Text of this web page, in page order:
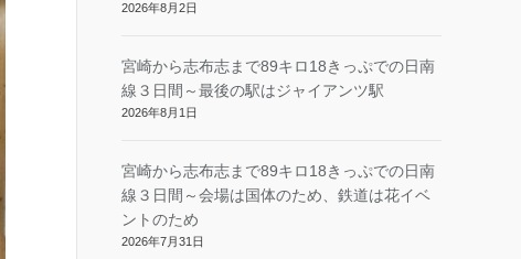
2026年8月2日
宮崎から志布志まで89キロ18きっぷでの日南
線３日間～最後の駅はジャイアンツ駅
2026年8月1日
宮崎から志布志まで89キロ18きっぷでの日南
線３日間～会場は国体のため、鉄道は花イベ
ントのため
2026年7月31日